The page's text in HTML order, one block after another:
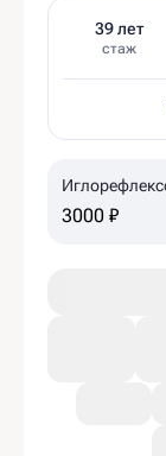
39 лет
стаж
3000 ₽